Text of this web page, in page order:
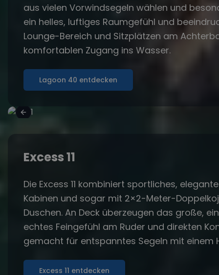
aus vielen Vorwindsegeln wählen und
ein helles, luftiges Raumgefühl und
Lounge-Bereich und Sitzplätzen am
komfortablen Zugang ins Wasser.
Lagoon 40 entdecken
Excess 11
Die Excess 11 kombiniert sportliches,
Kabinen und sogar mit 2×2-Meter-
Duschen. An Deck überzeugen das große,
echtes Feingefühl am Ruder und direkten
gemacht für entspanntes Segeln mit einem
Excess 11 entdecken